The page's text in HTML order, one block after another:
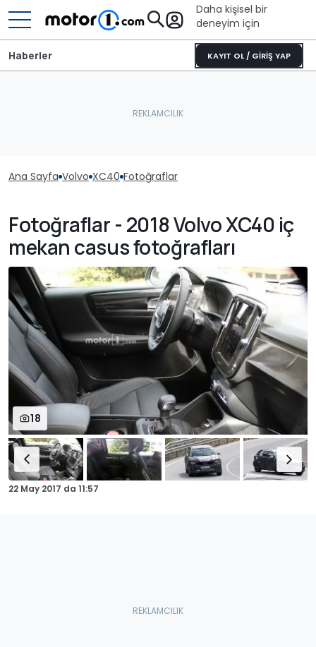
Daha kişisel bir
deneyim için
KAYIT OL / GİRİŞ YAP
Haberler
Ana Sayfa Volvo XC40 Fotoğraflar
Fotoğraflar - 2018 Volvo XC40 iç
mekan casus fotoğrafları
18
22 May 2017 da 11:57